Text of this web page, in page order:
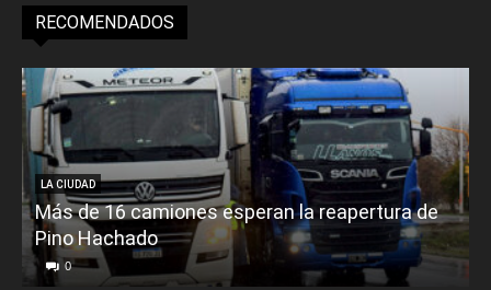
RECOMENDADOS
LA CIUDAD
Más de 16 camiones esperan la reapertura de
Pino Hachado
0